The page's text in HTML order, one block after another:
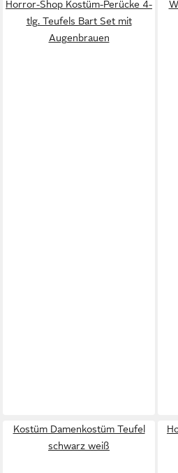
Horror-Shop Kostüm-Perücke 4-
tlg. Teufels Bart Set mit
Augenbrauen
Kostüm Damenkostüm Teufel
schwarz weiß